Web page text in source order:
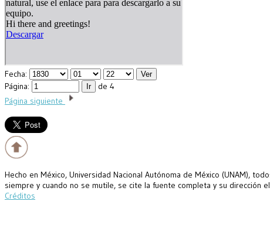
Fecha:
Página:
de 4
Página siguiente
Hecho en México, Universidad Nacional Autónoma de México (UNAM),
siempre y cuando no se mutile, se cite la fuente completa y su
Créditos